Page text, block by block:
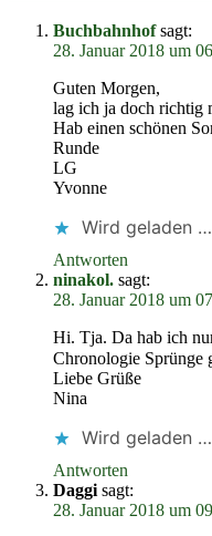
Buchbahnhof sagt:
28. Januar 2018 um
Guten Morgen,
lag ich ja doch richtig
Hab einen schönen
Runde
LG
Yvonne
Wird geladen …
Antworten
ninakol. sagt:
28. Januar 2018 um
Hi. Tja. Da hab ich
Chronologie Sprünge
Liebe Grüße
Nina
Wird geladen …
Antworten
Daggi sagt:
28. Januar 2018 um